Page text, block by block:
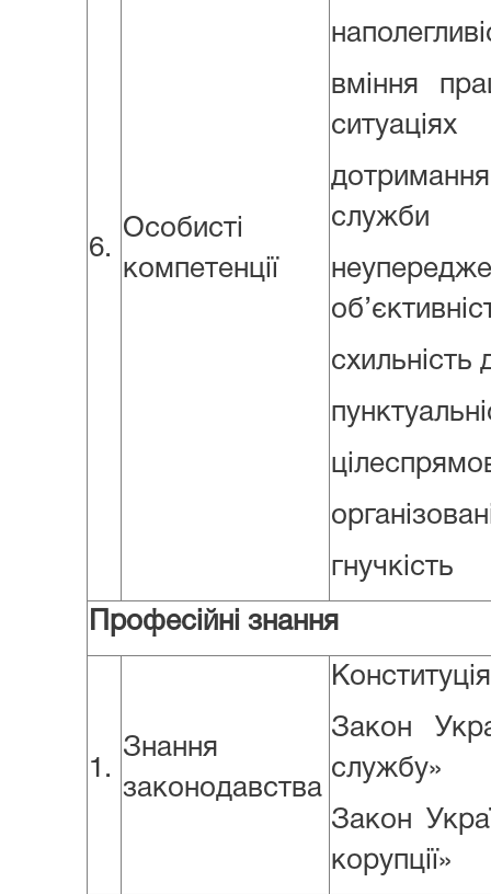
6.
Особисті
компетенції
вміння
ситуаціях
служби
схильність
гнучкість
Професійні знання
1.
Знання
законодавства
Закон
службу»
Закон
корупції»